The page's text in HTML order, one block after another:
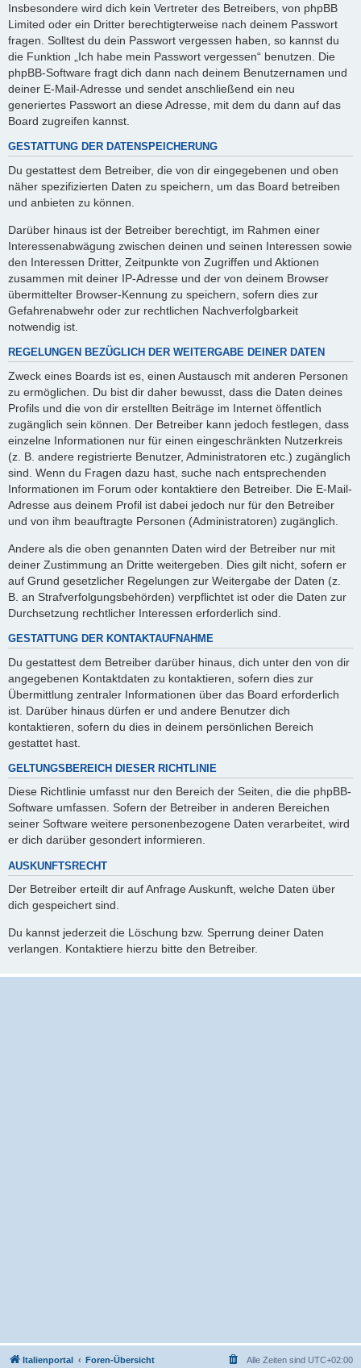
Insbesondere wird dich kein Vertreter des Betreibers, von phpBB
Limited oder ein Dritter berechtigterweise nach deinem Passwort
fragen. Solltest du dein Passwort vergessen haben, so kannst du
die Funktion „Ich habe mein Passwort vergessen“ benutzen. Die
phpBB-Software fragt dich dann nach deinem Benutzernamen und
deiner E-Mail-Adresse und sendet anschließend ein neu
generiertes Passwort an diese Adresse, mit dem du dann auf das
Board zugreifen kannst.
GESTATTUNG DER DATENSPEICHERUNG
Du gestattest dem Betreiber, die von dir eingegebenen und oben
näher spezifizierten Daten zu speichern, um das Board betreiben
und anbieten zu können.
Darüber hinaus ist der Betreiber berechtigt, im Rahmen einer
Interessenabwägung zwischen deinen und seinen Interessen sowie
den Interessen Dritter, Zeitpunkte von Zugriffen und Aktionen
zusammen mit deiner IP-Adresse und der von deinem Browser
übermittelter Browser-Kennung zu speichern, sofern dies zur
Gefahrenabwehr oder zur rechtlichen Nachverfolgbarkeit
notwendig ist.
REGELUNGEN BEZÜGLICH DER WEITERGABE DEINER DATEN
Zweck eines Boards ist es, einen Austausch mit anderen Personen
zu ermöglichen. Du bist dir daher bewusst, dass die Daten deines
Profils und die von dir erstellten Beiträge im Internet öffentlich
zugänglich sein können. Der Betreiber kann jedoch festlegen, dass
einzelne Informationen nur für einen eingeschränkten Nutzerkreis
(z. B. andere registrierte Benutzer, Administratoren etc.) zugänglich
sind. Wenn du Fragen dazu hast, suche nach entsprechenden
Informationen im Forum oder kontaktiere den Betreiber. Die E-Mail-
Adresse aus deinem Profil ist dabei jedoch nur für den Betreiber
und von ihm beauftragte Personen (Administratoren) zugänglich.
Andere als die oben genannten Daten wird der Betreiber nur mit
deiner Zustimmung an Dritte weitergeben. Dies gilt nicht, sofern er
auf Grund gesetzlicher Regelungen zur Weitergabe der Daten (z.
B. an Strafverfolgungsbehörden) verpflichtet ist oder die Daten zur
Durchsetzung rechtlicher Interessen erforderlich sind.
GESTATTUNG DER KONTAKTAUFNAHME
Du gestattest dem Betreiber darüber hinaus, dich unter den von dir
angegebenen Kontaktdaten zu kontaktieren, sofern dies zur
Übermittlung zentraler Informationen über das Board erforderlich
ist. Darüber hinaus dürfen er und andere Benutzer dich
kontaktieren, sofern du dies in deinem persönlichen Bereich
gestattet hast.
GELTUNGSBEREICH DIESER RICHTLINIE
Diese Richtlinie umfasst nur den Bereich der Seiten, die die phpBB-
Software umfassen. Sofern der Betreiber in anderen Bereichen
seiner Software weitere personenbezogene Daten verarbeitet, wird
er dich darüber gesondert informieren.
AUSKUNFTSRECHT
Der Betreiber erteilt dir auf Anfrage Auskunft, welche Daten über
dich gespeichert sind.
Du kannst jederzeit die Löschung bzw. Sperrung deiner Daten
verlangen. Kontaktiere hierzu bitte den Betreiber.
Italienportal Foren-Übersicht Alle Zeiten sind UTC+02:00